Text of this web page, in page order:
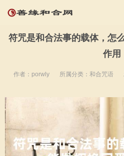
符咒是和合法事的载体，怎
作用
作者：porwly 所属分类： 和合咒语